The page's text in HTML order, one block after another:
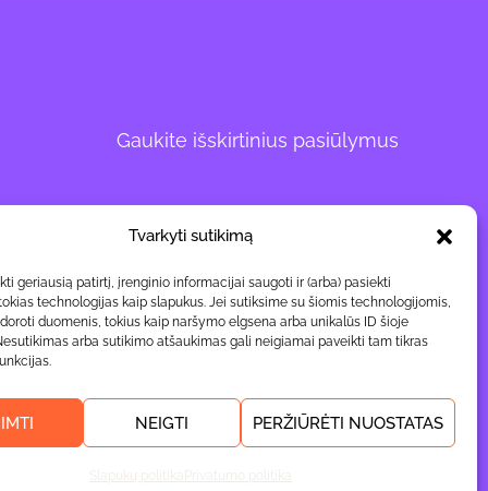
Tvarkyti sutikimą
geriausią patirtį, įrenginio informacijai saugoti ir (arba) pasiekti
technologijas kaip slapukus. Jei sutiksime su šiomis technologijomis,
duomenis, tokius kaip naršymo elgsena arba unikalūs ID šioje
arba sutikimo atšaukimas gali neigiamai paveikti tam tikras
NEIGTI PERŽIŪRĖTI NUOSTATAS
Slapukų politika Privatumo politika
Gaukite išskirtinius pasiūlymus